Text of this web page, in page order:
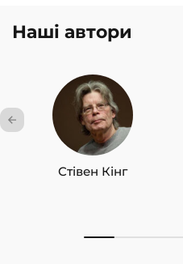
Наші автори
Стівен Кінг